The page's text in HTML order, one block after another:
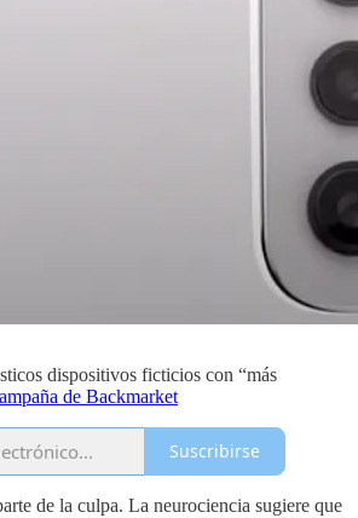
dispositivos ficticios con “más
de Backmarket
Suscribirse
de la culpa. La neurociencia sugiere que